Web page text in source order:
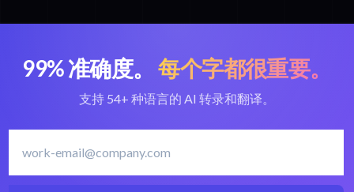
99% 准确度。 每个字都很重要。
支持 54+ 种语言的 AI 转录和翻译。